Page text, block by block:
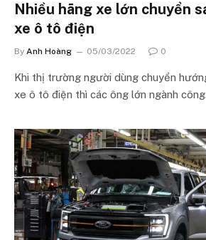
Nhiều hãng xe lớn chuyển
xe ô tô điện
By Anh Hoàng 05/03/2022 0
Khi thị trường người dùng chuyển
xe ô tô điện thì các ông lớn ngành